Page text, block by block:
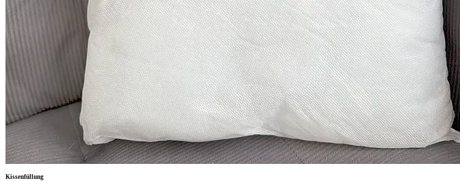
Kissenfüllung